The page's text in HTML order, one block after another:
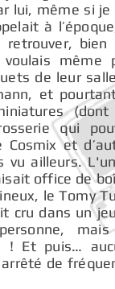
lui, même si je
à
bien
même
de leur
et
(dont
qui
et
vu ailleurs.
office de
le Tomy
cru dans un
! Et puis…
arrêté de